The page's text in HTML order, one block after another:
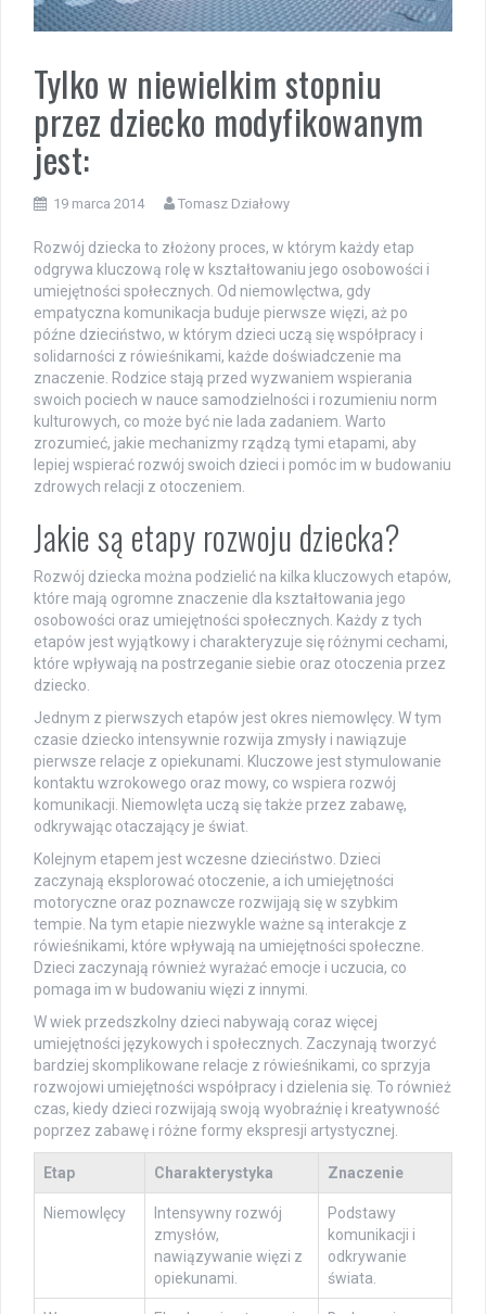
Tylko w niewielkim stopniu
przez dziecko modyfikowanym
jest:
19 marca 2014 Tomasz Działowy
Rozwój dziecka to złożony proces, w którym każdy etap
odgrywa kluczową rolę w kształtowaniu jego osobowości i
umiejętności społecznych. Od niemowlęctwa, gdy
empatyczna komunikacja buduje pierwsze więzi, aż po
późne dzieciństwo, w którym dzieci uczą się współpracy i
solidarności z rówieśnikami, każde doświadczenie ma
znaczenie. Rodzice stają przed wyzwaniem wspierania
swoich pociech w nauce samodzielności i rozumieniu norm
kulturowych, co może być nie lada zadaniem. Warto
zrozumieć, jakie mechanizmy rządzą tymi etapami, aby
lepiej wspierać rozwój swoich dzieci i pomóc im w budowaniu
zdrowych relacji z otoczeniem.
Jakie są etapy rozwoju dziecka?
Rozwój dziecka można podzielić na kilka kluczowych etapów,
które mają ogromne znaczenie dla kształtowania jego
osobowości oraz umiejętności społecznych. Każdy z tych
etapów jest wyjątkowy i charakteryzuje się różnymi cechami,
które wpływają na postrzeganie siebie oraz otoczenia przez
dziecko.
Jednym z pierwszych etapów jest okres niemowlęcy. W tym
czasie dziecko intensywnie rozwija zmysły i nawiązuje
pierwsze relacje z opiekunami. Kluczowe jest stymulowanie
kontaktu wzrokowego oraz mowy, co wspiera rozwój
komunikacji. Niemowlęta uczą się także przez zabawę,
odkrywając otaczający je świat.
Kolejnym etapem jest wczesne dzieciństwo. Dzieci
zaczynają eksplorować otoczenie, a ich umiejętności
motoryczne oraz poznawcze rozwijają się w szybkim
tempie. Na tym etapie niezwykle ważne są interakcje z
rówieśnikami, które wpływają na umiejętności społeczne.
Dzieci zaczynają również wyrażać emocje i uczucia, co
pomaga im w budowaniu więzi z innymi.
W wiek przedszkolny dzieci nabywają coraz więcej
umiejętności językowych i społecznych. Zaczynają tworzyć
bardziej skomplikowane relacje z rówieśnikami, co sprzyja
rozwojowi umiejętności współpracy i dzielenia się. To również
czas, kiedy dzieci rozwijają swoją wyobraźnię i kreatywność
poprzez zabawę i różne formy ekspresji artystycznej.
Etap Charakterystyka Znaczenie
Niemowlęcy
Intensywny rozwój
zmysłów,
nawiązywanie więzi z
opiekunami.
Podstawy
komunikacji i
odkrywanie
świata.